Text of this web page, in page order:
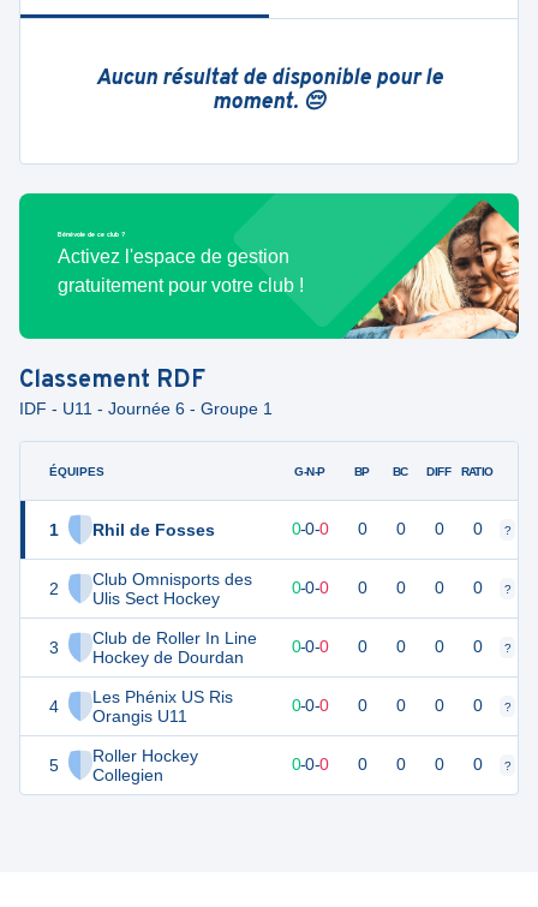
Aucun résultat de disponible pour le
moment. 😔
Bénévole de ce club ?
Activez l'espace de gestion
gratuitement pour votre club !
Classement RDF
IDF - U11 - Journée 6 - Groupe 1
ÉQUIPES
1 Rhil de Fosses
2
Club Omnisports des
Ulis Sect Hockey
3
Club de Roller In Line
Hockey de Dourdan
4
Les Phénix US Ris
Orangis U11
5
Roller Hockey
Collegien
G-N-P BP BC DIFF RATIO
0-0-0 0 0 0 0 ?
0 0-0-0 0 0 0 0 ?
0 0 0-0-0 0 0 0 0 ?
0 0-0-0 0 0 0 0 ?
0-0-0 0 0 0 0 ?